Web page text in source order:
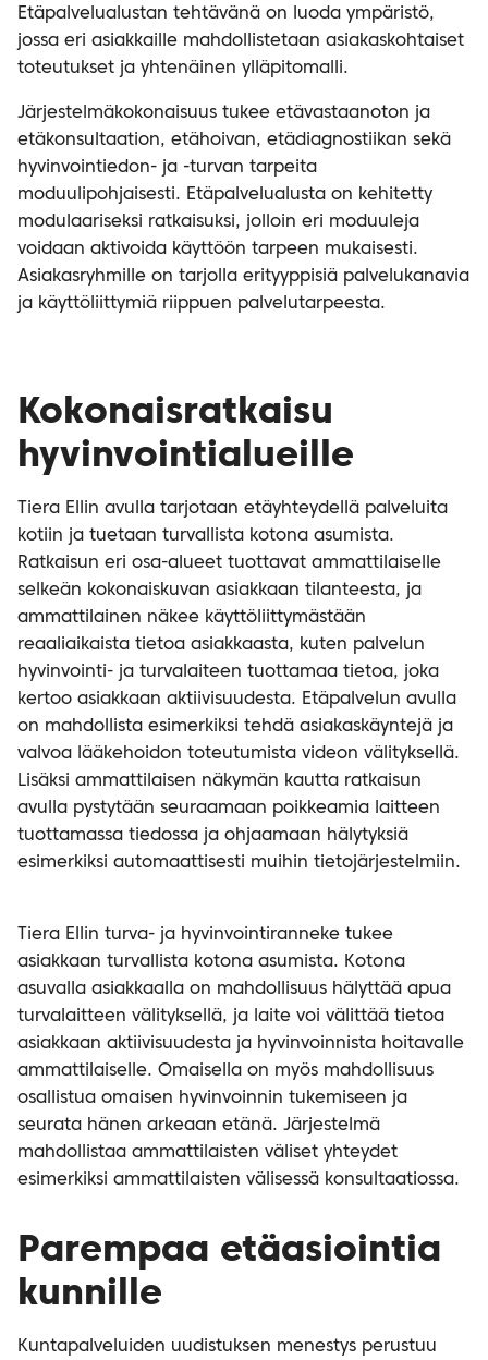
Etäpalvelualustan tehtävänä on luoda ympäristö,
jossa eri asiakkaille mahdollistetaan asiakaskohtaiset
toteutukset ja yhtenäinen ylläpitomalli.
Järjestelmäkokonaisuus tukee etävastaanoton ja
etäkonsultaation, etähoivan, etädiagnostiikan sekä
hyvinvointiedon- ja -turvan tarpeita
moduulipohjaisesti. Etäpalvelualusta on kehitetty
modulaariseksi ratkaisuksi, jolloin eri moduuleja
voidaan aktivoida käyttöön tarpeen mukaisesti.
Asiakasryhmille on tarjolla erityyppisiä palvelukanavia
ja käyttöliittymiä riippuen palvelutarpeesta.
Kokonaisratkaisu
hyvinvointialueille
Tiera Ellin avulla tarjotaan etäyhteydellä palveluita
kotiin ja tuetaan turvallista kotona asumista.
Ratkaisun eri osa-alueet tuottavat ammattilaiselle
selkeän kokonaiskuvan asiakkaan tilanteesta, ja
ammattilainen näkee käyttöliittymästään
reaaliaikaista tietoa asiakkaasta, kuten palvelun
hyvinvointi- ja turvalaiteen tuottamaa tietoa, joka
kertoo asiakkaan aktiivisuudesta. Etäpalvelun avulla
on mahdollista esimerkiksi tehdä asiakaskäyntejä ja
valvoa lääkehoidon toteutumista videon välityksellä.
Lisäksi ammattilaisen näkymän kautta ratkaisun
avulla pystytään seuraamaan poikkeamia laitteen
tuottamassa tiedossa ja ohjaamaan hälytyksiä
esimerkiksi automaattisesti muihin tietojärjestelmiin.
Tiera Ellin turva- ja hyvinvointiranneke tukee
asiakkaan turvallista kotona asumista. Kotona
asuvalla asiakkaalla on mahdollisuus hälyttää apua
turvalaitteen välityksellä, ja laite voi välittää tietoa
asiakkaan aktiivisuudesta ja hyvinvoinnista hoitavalle
ammattilaiselle. Omaisella on myös mahdollisuus
osallistua omaisen hyvinvoinnin tukemiseen ja
seurata hänen arkeaan etänä. Järjestelmä
mahdollistaa ammattilaisten väliset yhteydet
esimerkiksi ammattilaisten välisessä konsultaatiossa.
Parempaa etäasiointia
kunnille
Kuntapalveluiden uudistuksen menestys perustuu